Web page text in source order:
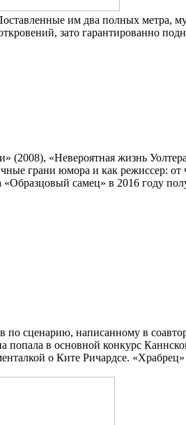
им два полных метра,
зато гарантированно
(2008), «Невероятная жизнь
грани юмора и как режиссер:
самец» в 2016 году
сценарию, написанному в
в основной конкурс
о Ките Ричардсе.